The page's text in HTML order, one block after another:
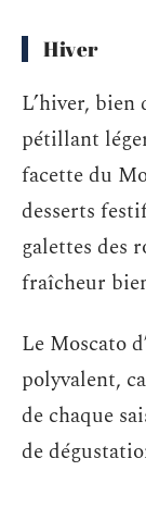
Hiver
L’hiver,
pétillant
facette du
desserts
galettes des
fraîcheur
Le Moscato
polyvalent,
de chaque
de